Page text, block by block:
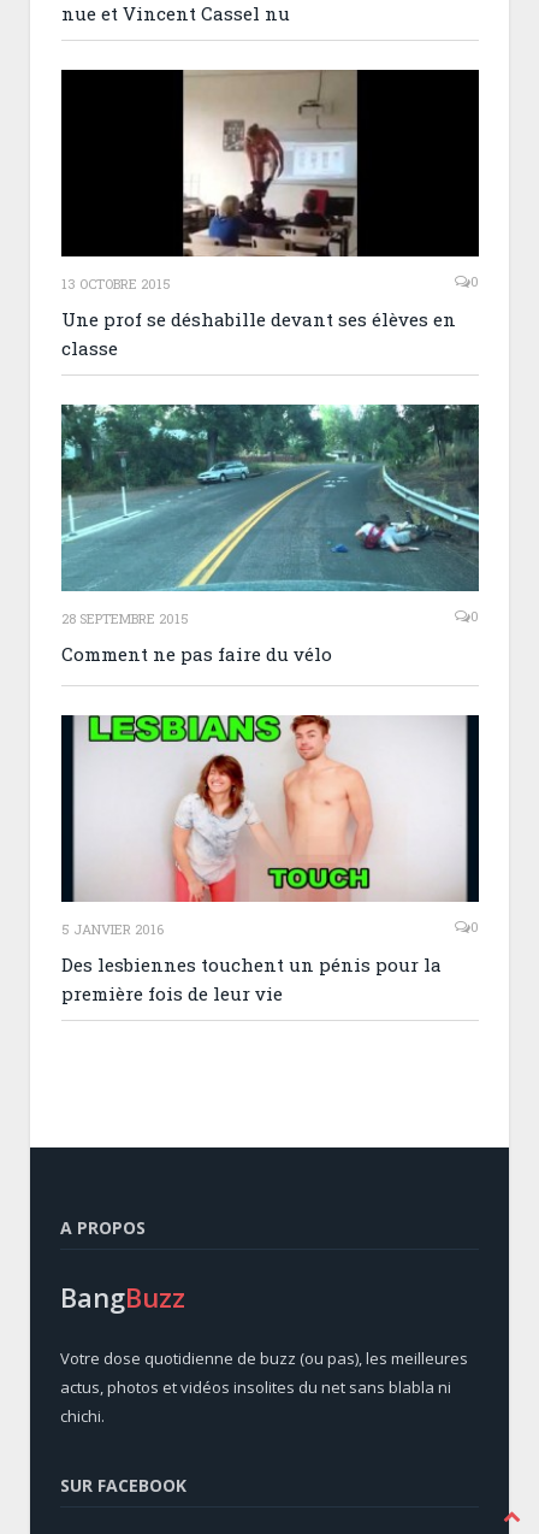
nue et Vincent Cassel nu
13 OCTOBRE 2015 0
Une prof se déshabille devant ses élèves en
classe
28 SEPTEMBRE 2015 0
Comment ne pas faire du vélo
5 JANVIER 2016 0
Des lesbiennes touchent un pénis pour la
première fois de leur vie
A PROPOS
BangBuzz
Votre dose quotidienne de buzz (ou pas), les meilleures
actus, photos et vidéos insolites du net sans blabla ni
chichi.
SUR FACEBOOK